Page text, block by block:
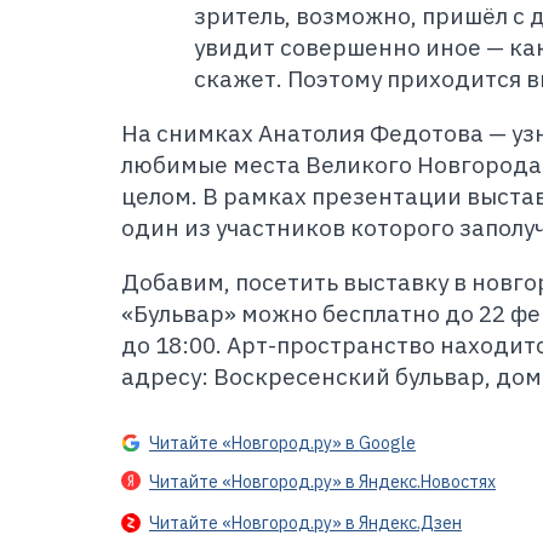
зритель, возможно, пришёл с
увидит совершенно иное —
скажет. Поэтому приходится
На снимках Анатолия Федотова —
любимые места Великого
целом. В рамках презентации
один из участников которого
Добавим, посетить выставку в
«Бульвар» можно бесплатно до 22
до 18:00. Арт-пространство
адресу: Воскресенский бульвар,
Читайте «Новгород.ру» в Google
Читайте «Новгород.ру» в Яндекс.Новостях
Читайте «Новгород.ру» в Яндекс.Дзен